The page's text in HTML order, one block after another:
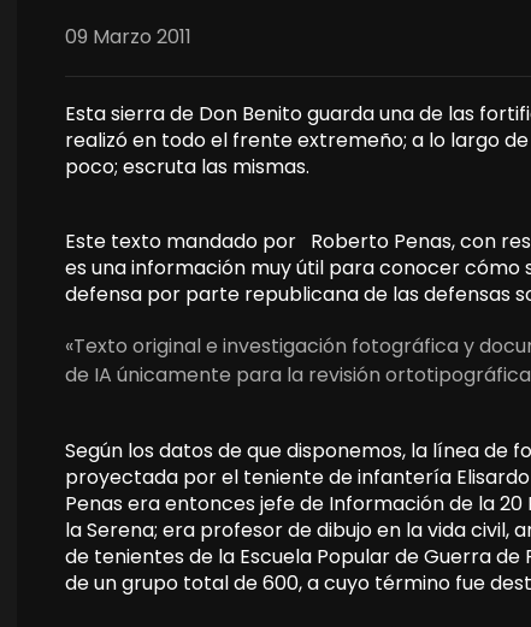
09 Marzo 2011
Esta sierra de Don Benito guarda una de las
realizó en todo el frente extremeño; a lo largo
poco; escruta las mismas.
Este texto mandado por Roberto Penas, con
es una información muy útil para conocer
defensa por parte republicana de las defensas
«Texto original e investigación fotográfica y
de IA únicamente para la revisión
Según los datos de que disponemos, la línea
proyectada por el teniente de infantería
Penas era entonces jefe de Información de la
la Serena; era profesor de dibujo en la vida
de tenientes de la Escuela Popular de Guerra
de un grupo total de 600, a cuyo término fue